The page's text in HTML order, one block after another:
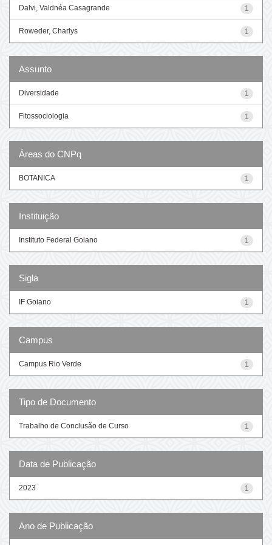
1
Dalvi, Valdnéa Casagrande
1
Roweder, Charlys
Assunto
1
Diversidade
1
Fitossociologia
Áreas do CNPq
1
BOTANICA
Instituição
1
Instituto Federal Goiano
Sigla
1
IF Goiano
Campus
1
Campus Rio Verde
Tipo de Documento
1
Trabalho de Conclusão de Curso
Data de Publicação
1
2023
Ano de Publicação